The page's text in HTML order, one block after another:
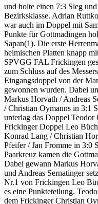
und holte einen 7:3 Sieg
Bezirksklasse. Adrian
war auch im Doppel mit
Punkte für Gottmadingen
Sapan(1). Die erste
heimischen Platten knapp
SPVGG FAL Frickingen
zum Schluss auf des
Eingangsdoppel von der
gewonnen wurden. Dabei
Markus Horvath / Andreas
/ Christian Oymanns in 3:1
unterlag das Doppel
Frickinger Doppel Leo
Konrad Lang / Christian
Pfeifer / Jan Fromme in 3:0
Paarkreuz kamen die
Dabei gewann Markus
und Andreas Sernatinger
Nr.1 von Frickingen Leo
es eine Punkteteilung.
dem Frickinger Christian